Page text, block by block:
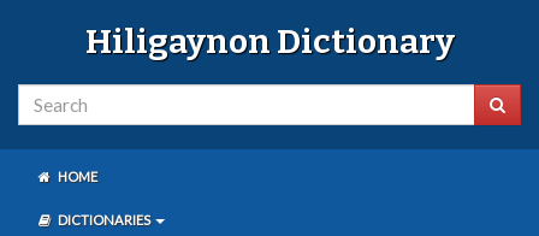
Hiligaynon Dictionary
HOME
DICTIONARIES